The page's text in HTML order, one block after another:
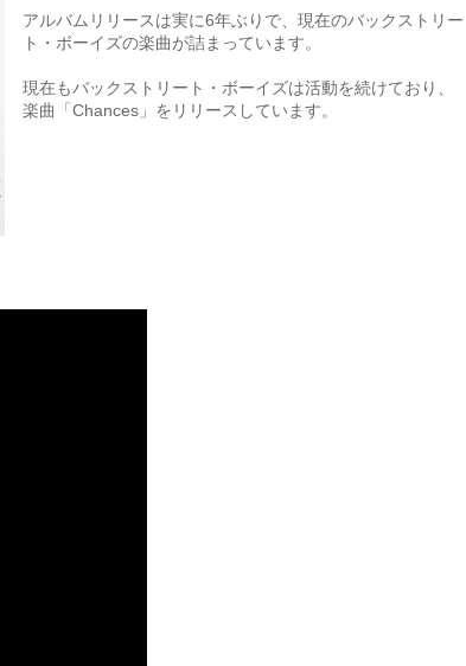
アルバムリリースは実に6年ぶりで、現在のバックストリー
ト・ボーイズの楽曲が詰まっています。
現在もバックストリート・ボーイズは活動を続けており、
楽曲「Chances」をリリースしています。